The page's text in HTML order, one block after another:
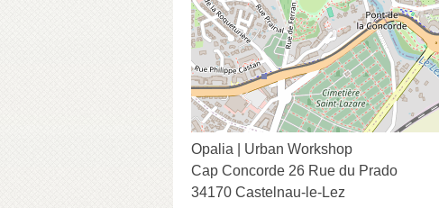
Opalia | Urban Workshop
Cap Concorde 26 Rue du Prado
34170 Castelnau-le-Lez